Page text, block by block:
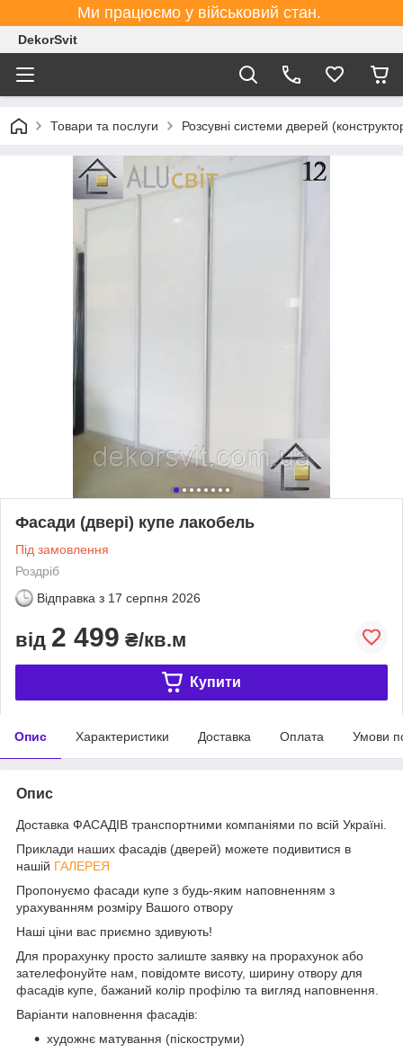
Ми працюємо у військовий стан.
DekorSvit
Товари та послуги Розсувні системи дверей
Фасади (двері) купе лакобель
Під замовлення
Роздріб
Відправка з 17 серпня 2026
від 2 499 ₴/кв.м
Купити
Опис Характеристики Доставка Оплата Умови
Опис
Доставка ФАСАДІВ транспортними компаніями по всій Україні.
Приклади наших фасадів (дверей) можете подивитися в
нашій ГАЛЕРЕЯ
Пропонуємо фасади купе з будь-яким наповненням з
урахуванням розміру Вашого отвору
Наші ціни вас приємно здивують!
Для прорахунку просто залиште заявку на прорахунок або
зателефонуйте нам, повідомте висоту, ширину отвору для
фасадів купе, бажаний колір профілю та вигляд наповнення.
Варіанти наповнення фасадів:
художнє матування (піскоструми)